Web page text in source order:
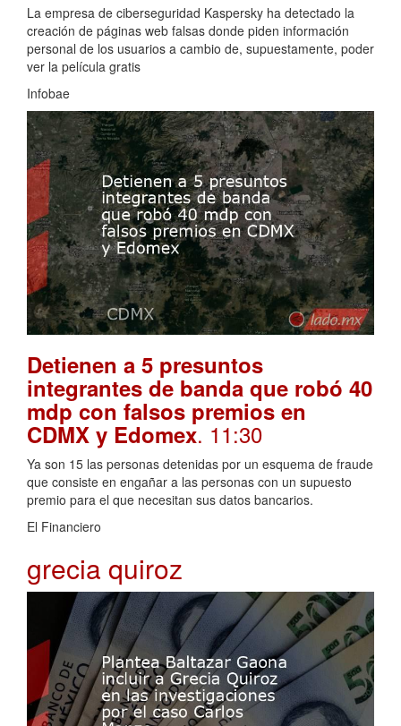
La empresa de ciberseguridad Kaspersky ha detectado la
creación de páginas web falsas donde piden información
personal de los usuarios a cambio de, supuestamente, poder
ver la película gratis
Infobae
Detienen a 5 presuntos
integrantes de banda que robó 40
mdp con falsos premios en
CDMX y Edomex. 11:30
Ya son 15 las personas detenidas por un esquema de fraude
que consiste en engañar a las personas con un supuesto
premio para el que necesitan sus datos bancarios.
El Financiero
grecia quiroz